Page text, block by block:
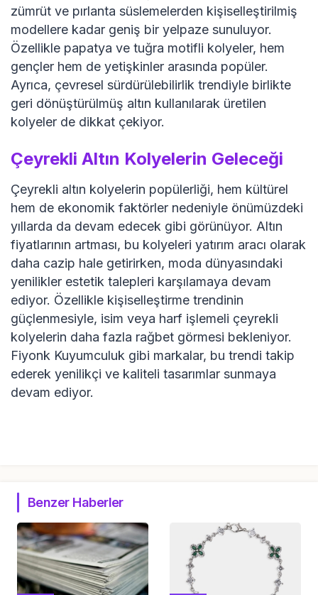
zümrüt ve pırlanta süslemelerden kişiselleştirilmiş
modellere kadar geniş bir yelpaze sunuluyor.
Özellikle papatya ve tuğra motifli kolyeler, hem
gençler hem de yetişkinler arasında popüler.
Ayrıca, çevresel sürdürülebilirlik trendiyle birlikte
geri dönüştürülmüş altın kullanılarak üretilen
kolyeler de dikkat çekiyor.
Çeyrekli Altın Kolyelerin Geleceği
Çeyrekli altın kolyelerin popülerliği, hem kültürel
hem de ekonomik faktörler nedeniyle önümüzdeki
yıllarda da devam edecek gibi görünüyor. Altın
fiyatlarının artması, bu kolyeleri yatırım aracı olarak
daha cazip hale getirirken, moda dünyasındaki
yenilikler estetik talepleri karşılamaya devam
ediyor. Özellikle kişiselleştirme trendinin
güçlenmesiyle, isim veya harf işlemeli çeyrekli
kolyelerin daha fazla rağbet görmesi bekleniyor.
Fiyonk Kuyumculuk gibi markalar, bu trendi takip
ederek yenilikçi ve kaliteli tasarımlar sunmaya
devam ediyor.
Benzer Haberler